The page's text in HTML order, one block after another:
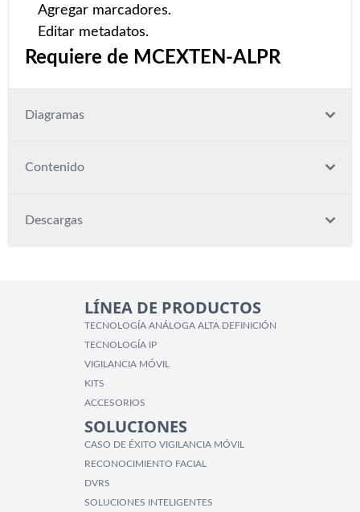
Agregar marcadores.
Editar metadatos.
Requiere de MCEXTEN-ALPR
Diagramas
Contenido
Descargas
LÍNEA DE PRODUCTOS
TECNOLOGÍA ANÁLOGA ALTA DEFINICIÓN
TECNOLOGÍA IP
VIGILANCIA MÓVIL
KITS
ACCESORIOS
SOLUCIONES
CASO DE ÉXITO VIGILANCIA MÓVIL
RECONOCIMIENTO FACIAL
DVRS
SOLUCIONES INTELIGENTES